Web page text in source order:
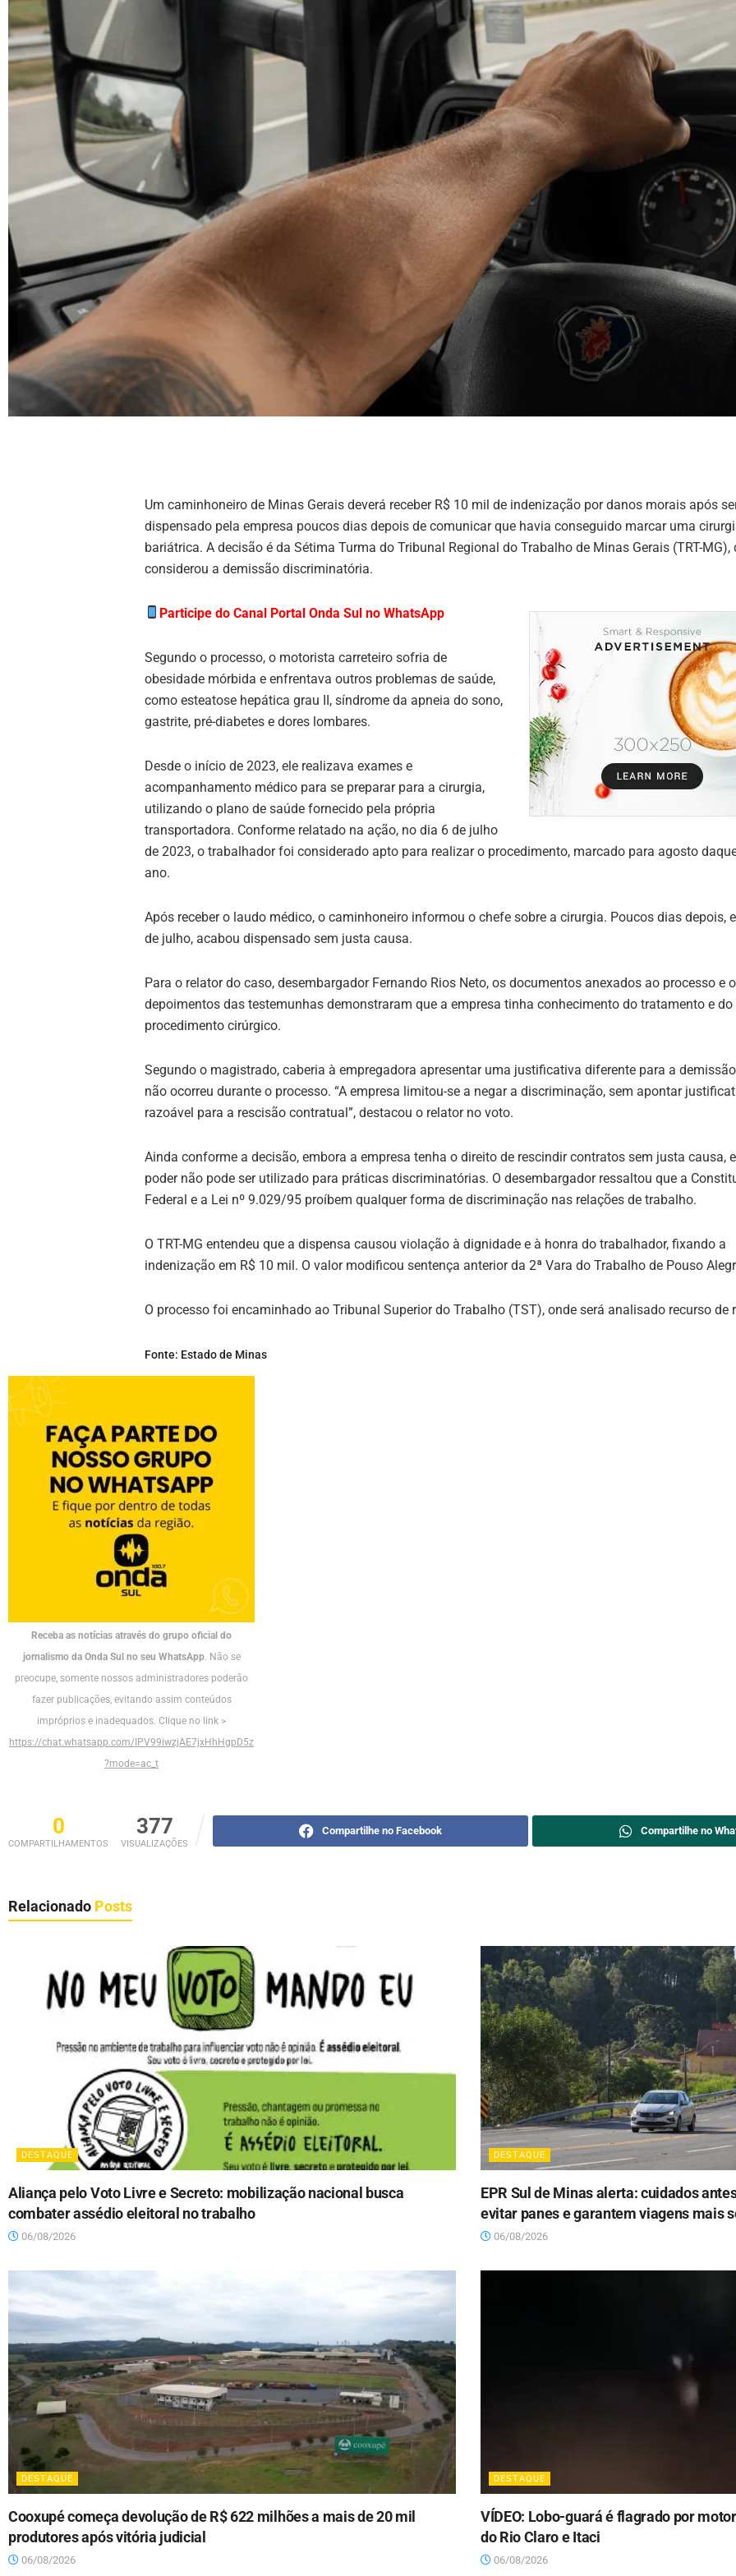
Um caminhoneiro de Minas Gerais deverá receber R$ 10 mil de indenização por danos morais após
dispensado pela empresa poucos dias depois de comunicar que havia conseguido marcar uma
bariátrica. A decisão é da Sétima Turma do Tribunal Regional do Trabalho de Minas Gerais (TRT-MG),
considerou a demissão discriminatória.
Participe do Canal Portal Onda Sul no WhatsApp
Segundo o processo, o motorista carreteiro sofria de
obesidade mórbida e enfrentava outros problemas de saúde,
como esteatose hepática grau II, síndrome da apneia do sono,
gastrite, pré-diabetes e dores lombares.
Desde o início de 2023, ele realizava exames e
acompanhamento médico para se preparar para a cirurgia,
utilizando o plano de saúde fornecido pela própria
transportadora. Conforme relatado na ação, no dia 6 de julho
de 2023, o trabalhador foi considerado apto para realizar o procedimento, marcado para agosto
ano.
Após receber o laudo médico, o caminhoneiro informou o chefe sobre a cirurgia. Poucos dias depois,
de julho, acabou dispensado sem justa causa.
Para o relator do caso, desembargador Fernando Rios Neto, os documentos anexados ao processo e
depoimentos das testemunhas demonstraram que a empresa tinha conhecimento do tratamento e do
procedimento cirúrgico.
Segundo o magistrado, caberia à empregadora apresentar uma justificativa diferente para a
não ocorreu durante o processo. “A empresa limitou-se a negar a discriminação, sem apontar
razoável para a rescisão contratual”, destacou o relator no voto.
Ainda conforme a decisão, embora a empresa tenha o direito de rescindir contratos sem justa causa,
poder não pode ser utilizado para práticas discriminatórias. O desembargador ressaltou que a
Federal e a Lei nº 9.029/95 proíbem qualquer forma de discriminação nas relações de trabalho.
O TRT-MG entendeu que a dispensa causou violação à dignidade e à honra do trabalhador, fixando a
indenização em R$ 10 mil. O valor modificou sentença anterior da 2ª Vara do Trabalho de Pouso
O processo foi encaminhado ao Tribunal Superior do Trabalho (TST), onde será analisado recurso de
Fonte: Estado de Minas
Receba as notícias através do grupo oficial do
jornalismo da Onda Sul no seu WhatsApp. Não se
preocupe, somente nossos administradores poderão
fazer publicações, evitando assim conteúdos
impróprios e inadequados. Clique no link >
https://chat.whatsapp.com/IPV99iwzjAE7jxHhHgpD5z
?mode=ac_t
0
COMPARTILHAMENTOS
377
VISUALIZAÇÕES
Compartilhe no Facebook Compartilhe no
Relacionado Posts
DESTAQUE
Aliança pelo Voto Livre e Secreto: mobilização nacional busca
combater assédio eleitoral no trabalho
06/08/2026
DESTAQUE
EPR Sul de Minas alerta: cuidados
evitar panes e garantem viagens mais
06/08/2026
DESTAQUE
Cooxupé começa devolução de R$ 622 milhões a mais de 20 mil
produtores após vitória judicial
06/08/2026
DESTAQUE
VÍDEO: Lobo-guará é flagrado por
do Rio Claro e Itaci
06/08/2026